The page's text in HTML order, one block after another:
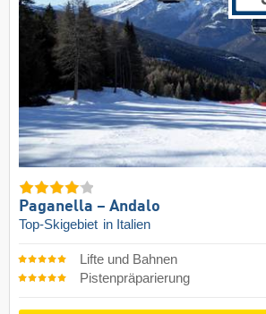
Paganella – Andalo
Top-Skigebiet in Italien
Lifte und Bahnen
Pistenpräparierung